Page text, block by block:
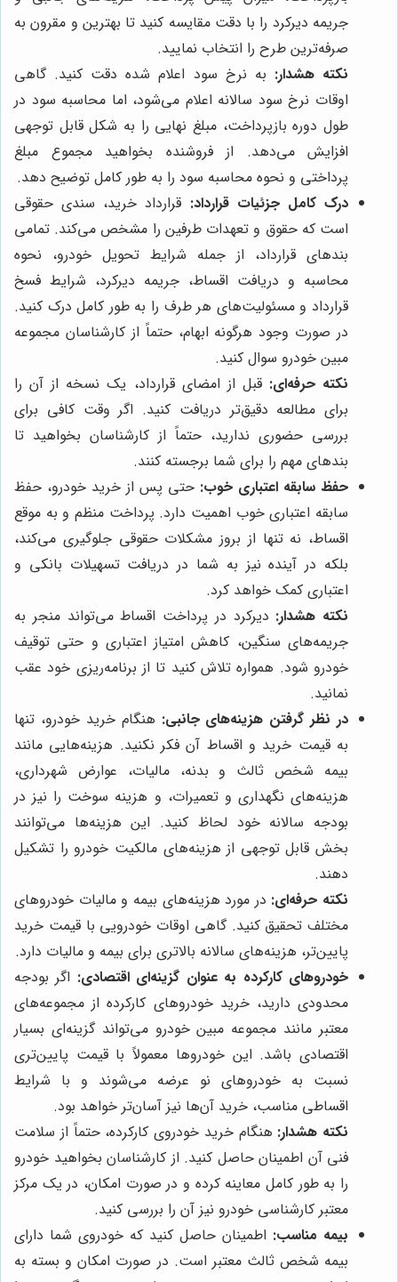
جریمه دیرکرد را با دقت مقایسه کنید تا بهترین و مقرون به
صرفه‌ترین طرح را انتخاب نمایید.
نکته هشدار: به نرخ سود اعلام شده دقت کنید. گاهی
اوقات نرخ سود سالانه اعلام می‌شود، اما محاسبه سود در
طول دوره بازپرداخت، مبلغ نهایی را به شکل قابل توجهی
افزایش می‌دهد. از فروشنده بخواهید مجموع مبلغ
پرداختی و نحوه محاسبه سود را به طور کامل توضیح دهد.
درک کامل جزئیات قرارداد: قرارداد خرید، سندی حقوقی
است که حقوق و تعهدات طرفین را مشخص می‌کند. تمامی
بندهای قرارداد، از جمله شرایط تحویل خودرو، نحوه
محاسبه و دریافت اقساط، جریمه دیرکرد، شرایط فسخ
قرارداد و مسئولیت‌های هر طرف را به طور کامل درک کنید.
در صورت وجود هرگونه ابهام، حتماً از کارشناسان مجموعه
مبین خودرو سوال کنید.
نکته حرفه‌ای: قبل از امضای قرارداد، یک نسخه از آن را
برای مطالعه دقیق‌تر دریافت کنید. اگر وقت کافی برای
بررسی حضوری ندارید، حتماً از کارشناسان بخواهید تا
بندهای مهم را برای شما برجسته کنند.
حفظ سابقه اعتباری خوب: حتی پس از خرید خودرو، حفظ
سابقه اعتباری خوب اهمیت دارد. پرداخت منظم و به موقع
اقساط، نه تنها از بروز مشکلات حقوقی جلوگیری می‌کند،
بلکه در آینده نیز به شما در دریافت تسهیلات بانکی و
اعتباری کمک خواهد کرد.
نکته هشدار: دیرکرد در پرداخت اقساط می‌تواند منجر به
جریمه‌های سنگین، کاهش امتیاز اعتباری و حتی توقیف
خودرو شود. همواره تلاش کنید تا از برنامه‌ریزی خود عقب
نمانید.
در نظر گرفتن هزینه‌های جانبی: هنگام خرید خودرو، تنها
به قیمت خرید و اقساط آن فکر نکنید. هزینه‌هایی مانند
بیمه شخص ثالث و بدنه، مالیات، عوارض شهرداری،
هزینه‌های نگهداری و تعمیرات، و هزینه سوخت را نیز در
بودجه سالانه خود لحاظ کنید. این هزینه‌ها می‌توانند
بخش قابل توجهی از هزینه‌های مالکیت خودرو را تشکیل
دهند.
نکته حرفه‌ای: در مورد هزینه‌های بیمه و مالیات خودروهای
مختلف تحقیق کنید. گاهی اوقات خودرویی با قیمت خرید
پایین‌تر، هزینه‌های سالانه بالاتری برای بیمه و مالیات دارد.
خودروهای کارکرده به عنوان گزینه‌ای اقتصادی: اگر بودجه
محدودی دارید، خرید خودروهای کارکرده از مجموعه‌های
معتبر مانند مجموعه مبین خودرو می‌تواند گزینه‌ای بسیار
اقتصادی باشد. این خودروها معمولاً با قیمت پایین‌تری
نسبت به خودروهای نو عرضه می‌شوند و با شرایط
اقساطی مناسب، خرید آن‌ها نیز آسان‌تر خواهد بود.
نکته هشدار: هنگام خرید خودروی کارکرده، حتماً از سلامت
فنی آن اطمینان حاصل کنید. از کارشناسان بخواهید خودرو
را به طور کامل معاینه کرده و در صورت امکان، در یک مرکز
معتبر کارشناسی خودرو نیز آن را بررسی کنید.
بیمه مناسب: اطمینان حاصل کنید که خودروی شما دارای
بیمه شخص ثالث معتبر است. در صورت امکان و بسته به